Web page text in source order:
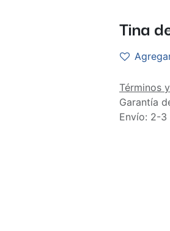
Tina
Términos
Garantía
Envío: 2-3